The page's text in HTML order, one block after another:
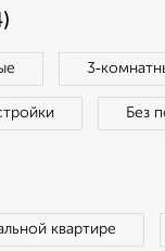
Без
квартире